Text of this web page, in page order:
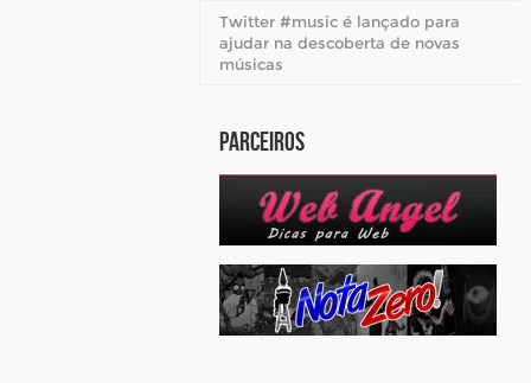
Twitter #music é lançado para
ajudar na descoberta de novas
músicas
Parceiros